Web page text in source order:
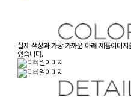
실제 색상과 가장 가까운 아래 제품이미
있습니다.